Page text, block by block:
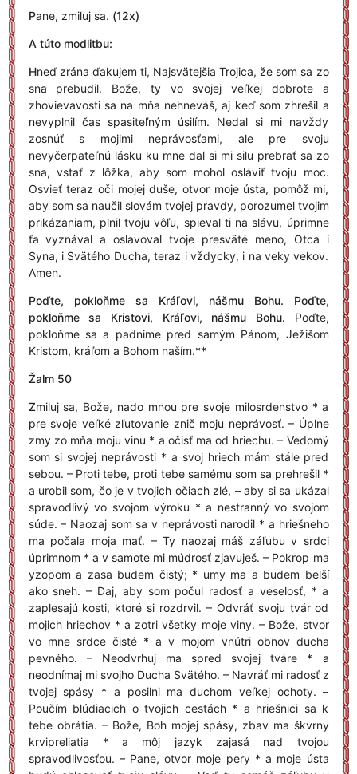
Pane, zmiluj sa. (12x)
A túto modlitbu:
Hneď zrána ďakujem ti, Najsvätejšia Trojica, že som sa zo
sna prebudil. Bože, ty vo svojej veľkej dobrote a
zhovievavosti sa na mňa nehneváš, aj keď som zhrešil a
nevyplnil čas spasiteľným úsilím. Nedal si mi navždy
zosnúť s mojimi neprávosťami, ale pre svoju
nevyčerpateľnú lásku ku mne dal si mi silu prebrať sa zo
sna, vstať z lôžka, aby som mohol osláviť tvoju moc.
Osvieť teraz oči mojej duše, otvor moje ústa, pomôž mi,
aby som sa naučil slovám tvojej pravdy, porozumel tvojim
prikázaniam, plnil tvoju vôľu, spieval ti na slávu, úprimne
ťa vyznával a oslavoval tvoje presväté meno, Otca i
Syna, i Svätého Ducha, teraz i vždycky, i na veky vekov.
Amen.
Poďte, pokloňme sa Kráľovi, nášmu Bohu. Poďte,
pokloňme sa Kristovi, Kráľovi, nášmu Bohu. Poďte,
pokloňme sa a padnime pred samým Pánom, Ježišom
Kristom, kráľom a Bohom naším.**
Žalm 50
Zmiluj sa, Bože, nado mnou pre svoje milosrdenstvo * a
pre svoje veľké zľutovanie znič moju neprávosť. – Úplne
zmy zo mňa moju vinu * a očisť ma od hriechu. – Vedomý
som si svojej neprávosti * a svoj hriech mám stále pred
sebou. – Proti tebe, proti tebe samému som sa prehrešil *
a urobil som, čo je v tvojich očiach zlé, – aby si sa ukázal
spravodlivý vo svojom výroku * a nestranný vo svojom
súde. – Naozaj som sa v neprávosti narodil * a hriešneho
ma počala moja mať. – Ty naozaj máš záľubu v srdci
úprimnom * a v samote mi múdrosť zjavuješ. – Pokrop ma
yzopom a zasa budem čistý; * umy ma a budem belší
ako sneh. – Daj, aby som počul radosť a veselosť, * a
zaplesajú kosti, ktoré si rozdrvil. – Odvráť svoju tvár od
mojich hriechov * a zotri všetky moje viny. – Bože, stvor
vo mne srdce čisté * a v mojom vnútri obnov ducha
pevného. – Neodvrhuj ma spred svojej tváre * a
neodnímaj mi svojho Ducha Svätého. – Navráť mi radosť z
tvojej spásy * a posilni ma duchom veľkej ochoty. –
Poučím blúdiacich o tvojich cestách * a hriešnici sa k
tebe obrátia. – Bože, Boh mojej spásy, zbav ma škvrny
krvipreliatia * a môj jazyk zajasá nad tvojou
spravodlivosťou. – Pane, otvor moje pery * a moje ústa